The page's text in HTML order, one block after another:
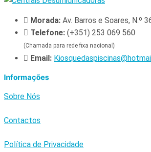
Morada: Av. Barros e Soares, N.º
Telefone: (+351) 253 069 560
(Chamada para rede fixa nacional)
Email:
Informações
Sobre Nós
Contactos
Política de Privacidade